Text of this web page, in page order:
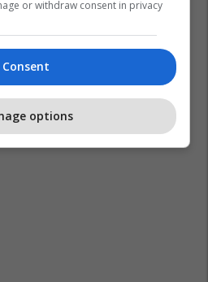
or withdraw consent in privacy
Consent
options